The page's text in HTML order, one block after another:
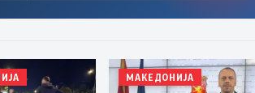
МАКЕДОНИЈА